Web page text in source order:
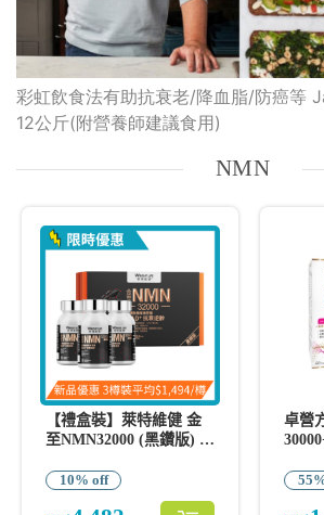
彩虹飲食法有助抗衰老/降血脂/防癌等
12公斤(附營養師建議食用)